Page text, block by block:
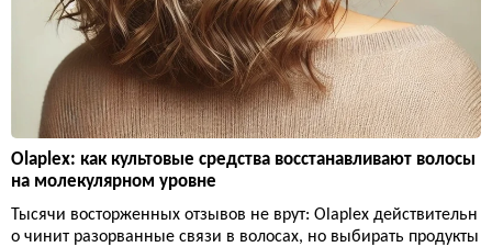
Olaplex: как культовые средства восстанавливают волосы
на молекулярном уровне
Тысячи восторженных отзывов не врут: Olaplex действительн
о чинит разорванные связи в волосах, но выбирать продукты